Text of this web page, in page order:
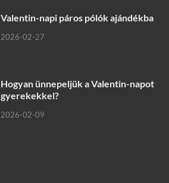
Valentin-napi páros pólók ajándékba
2026-02-27
Hogyan ünnepeljük a Valentin-napot
gyerekekkel?
2026-02-09